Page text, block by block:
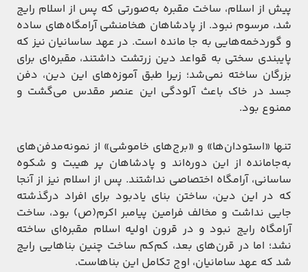
پیش از اسلام، ساخت مقبره به‌صورتی که پس از اسلام رایج
شد، مرسوم نبود. از پادشاهان هخامنشی آرامگاه‌های ساده
و گوردخمه‌هایی به جا مانده است. در عهد ساسانیان نیز که
پایبندی سختی به قواعد دین زرتشت داشتند، مقبره‌ای برای
بزرگان ساخته نمی‌شد؛ زیرا طبق آموزه‌های این دین، دفن
جسد در خاک باعث آلودگی این عنصر مقدس می‌گشت و
ممنوع بود.
تنها «استودان‌ها» و «برج‌های خاموشی» از نمونه‌مدفن‌های
به‌جا‌مانده از این دوره‌اند و پادشاهان پر هیبت و شکوه
ساسانی، آرامگاه اختصاصی نداشتند. پس از اسلام نیز از آنجا
که در این دین، ساختن بنای یادبود برای افراد درگذشته
جایی نداشت و مخالف فرامین پیامبر اکرم(ص) بود، ساخت
آرامگاه رایج نبود و در قرون اولیه اسلام مقبره‌ای ساخته
نشد؛ اما در قرن‌های بعد، کم‌کم ساخت چنین بناهایی رایج
شد که عهد سامانیان، اوج تکامل این بناهاست.